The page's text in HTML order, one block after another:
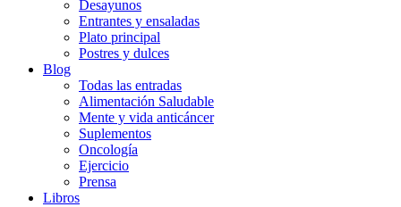
Desayunos
Entrantes y ensaladas
Plato principal
Postres y dulces
Blog
Todas las entradas
Alimentación Saludable
Mente y vida anticáncer
Suplementos
Oncología
Ejercicio
Prensa
Libros